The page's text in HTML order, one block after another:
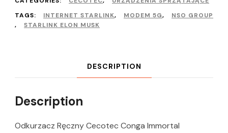
TAGS:
INTERNET STARLINK, MODEM 5G,
NSO GROUP
,
STARLINK ELON MUSK
DESCRIPTION
Description
Odkurzacz Ręczny Cecotec Conga Immortal